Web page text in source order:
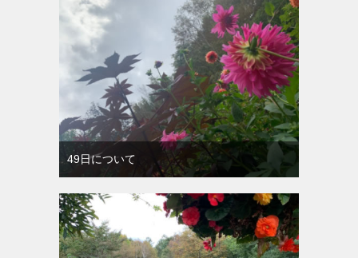
49日について